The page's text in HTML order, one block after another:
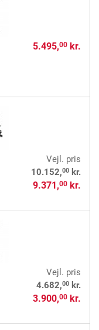
5.495,00kr.
Vejl. pris
10.152,00kr.
9.371,00kr.
Vejl. pris
4.682,00kr.
3.900,00kr.